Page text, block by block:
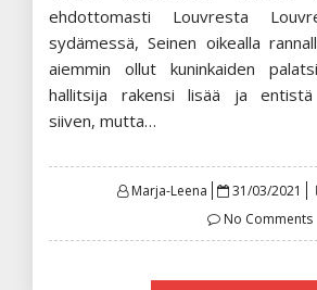
ehdottomasti Louvresta
sydämessä, Seinen oikealla
aiemmin ollut kuninkaiden
hallitsija rakensi lisää ja entistä
siiven, mutta…
Marja-Leena
Posted
31/03/2021
No Comments